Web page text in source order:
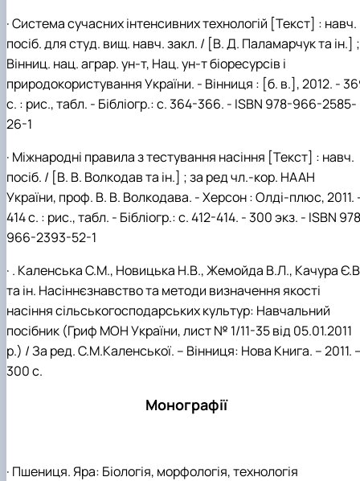
· Система сучасних інтенсивних технологій [Текст] : навч.
посіб. для студ. вищ. навч. закл. / [В. Д. Паламарчук та ін.] ;
Вінниц. нац. аграр. ун-т, Нац. ун-т біоресурсів і
природокористування України. - Вінниця : [б. в.], 2012. -
с. : рис., табл. - Бібліогр.: с. 364-366. - ISBN 978-966-2585-
26-1
· Міжнародні правила з тестування насіння [Текст] : навч.
посіб. / [В. В. Волкодав та ін.] ; за ред чл.-кор. НААН
України, проф. В. В. Волкодава. - Херсон : Олді-плюс, 2011.
414 с. : рис., табл. - Бібліогр.: с. 412-414. - 300 экз. - ISBN
966-2393-52-1
· . Каленська С.М., Новицька Н.В., Жемойда В.Л., Качура
та ін. Насіннєзнавство та методи визначення якості
насіння сільськогосподарських культур: Навчальний
посібник (Гриф МОН України, лист № 1/11-35 від 05.01.2011
р.) / За ред. С.М.Каленської. – Вінниця: Нова Книга. – 2011.
300 с.
Монографії
· Пшениця. Яра: Біологія, морфологія, технологія